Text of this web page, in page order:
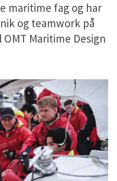
maritime fag og har
og teamwork på
Maritime Design